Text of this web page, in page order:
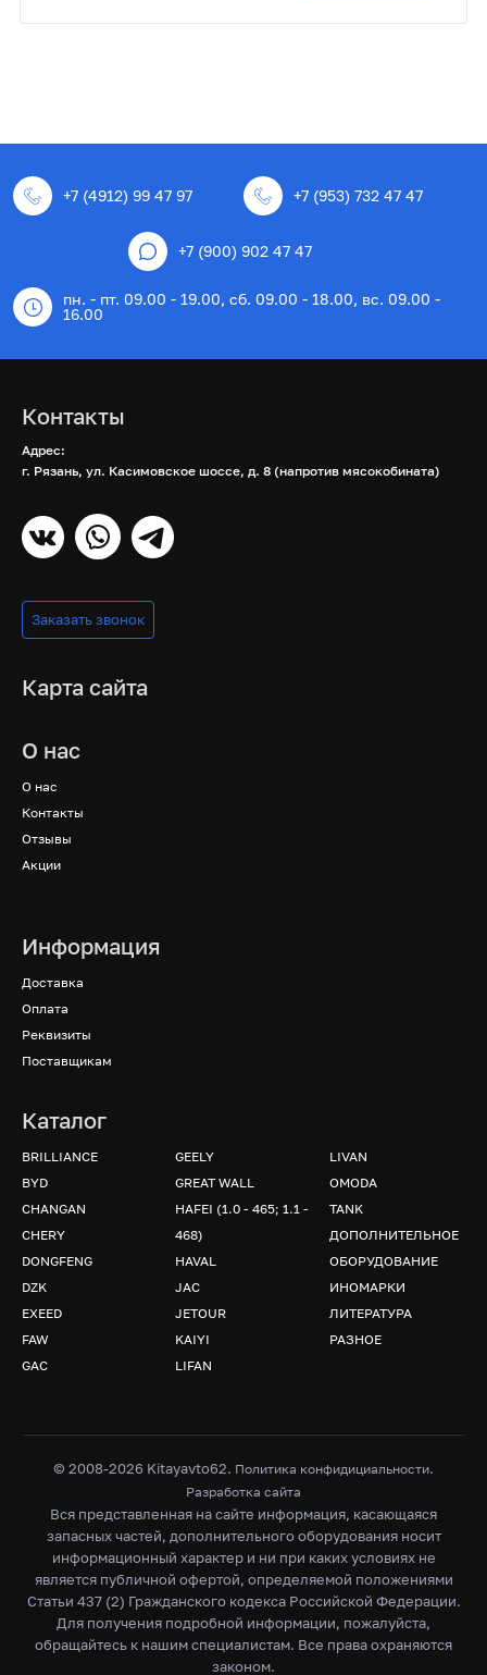
+7 (4912) 99 47 97 +7 (953) 732 47 47
+7 (900) 902 47 47
пн. - пт. 09.00 - 19.00, сб. 09.00 - 18.00, вс. 09.00 -
16.00
Контакты
Адрес:
г. Рязань, ул. Касимовское шоссе, д. 8 (напротив мясокобината)
Заказать звонок
Карта сайта
О нас
О нас
Контакты
Отзывы
Акции
Информация
Доставка
Оплата
Реквизиты
Поставщикам
Каталог
BRILLIANCE
BYD
CHANGAN
CHERY
DONGFENG
DZK
EXEED
FAW
GAC
GEELY
GREAT WALL
HAFEI (1.0 - 465; 1.1 -
468)
HAVAL
JAC
JETOUR
KAIYI
LIFAN
LIVAN
OMODA
TANK
ДОПОЛНИТЕЛЬНОЕ
ОБОРУДОВАНИЕ
ИНОМАРКИ
ЛИТЕРАТУРА
РАЗНОЕ
© 2008-2026 Kitayavto62. Политика конфидициальности.
Разработка сайта
Вся представленная на сайте информация, касающаяся
запасных частей, дополнительного оборудования носит
информационный характер и ни при каких условиях не
является публичной офертой, определяемой положениями
Статьи 437 (2) Гражданского кодекса Российской Федерации.
Для получения подробной информации, пожалуйста,
обращайтесь к нашим специалистам. Все права охраняются
законом.